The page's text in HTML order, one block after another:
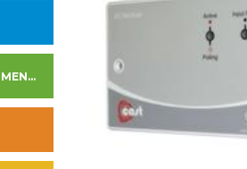
ALIMENTATORI E STAZIONI DI ALIMENTAZIONE